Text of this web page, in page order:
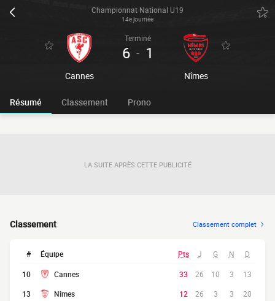
Championnat National U19
14e journée
Cannes
Terminé
6 - 1
Nîmes
Résumé Classement Prono
LA SUITE APRÈS CETTE PUBLICITÉ
Classement Classement complet
# Équipe Pts J G N D
10 Cannes 33 26 10 3
13
13
Nîmes 12 26 3 3 20